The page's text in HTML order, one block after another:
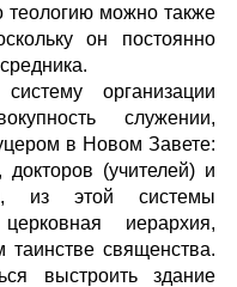
теологию можно также
он постоянно
организации
служении,
в Новом Завете:
(учителей) и
из этой системы
иерархия,
таинстве священства.
выстроить здание